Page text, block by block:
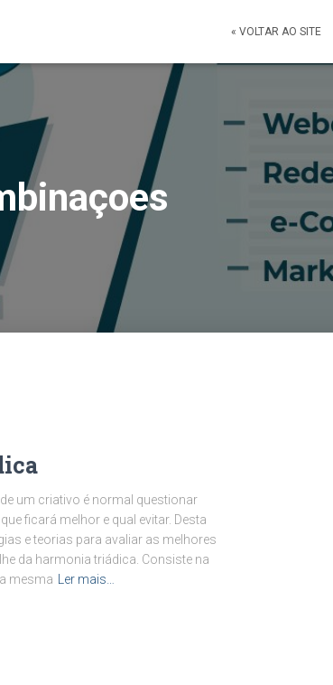
« VOLTAR AO SITE
um criativo é normal questionar
ficará melhor e qual evitar. Desta
e teorias para avaliar as melhores
da harmonia triádica. Consiste na
mesma
Ler mais…